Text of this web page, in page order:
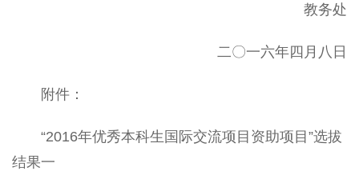
教务处
二〇一六年四月八日
附件：
“2016年优秀本科生国际交流项目资助项目”选拔
结果一